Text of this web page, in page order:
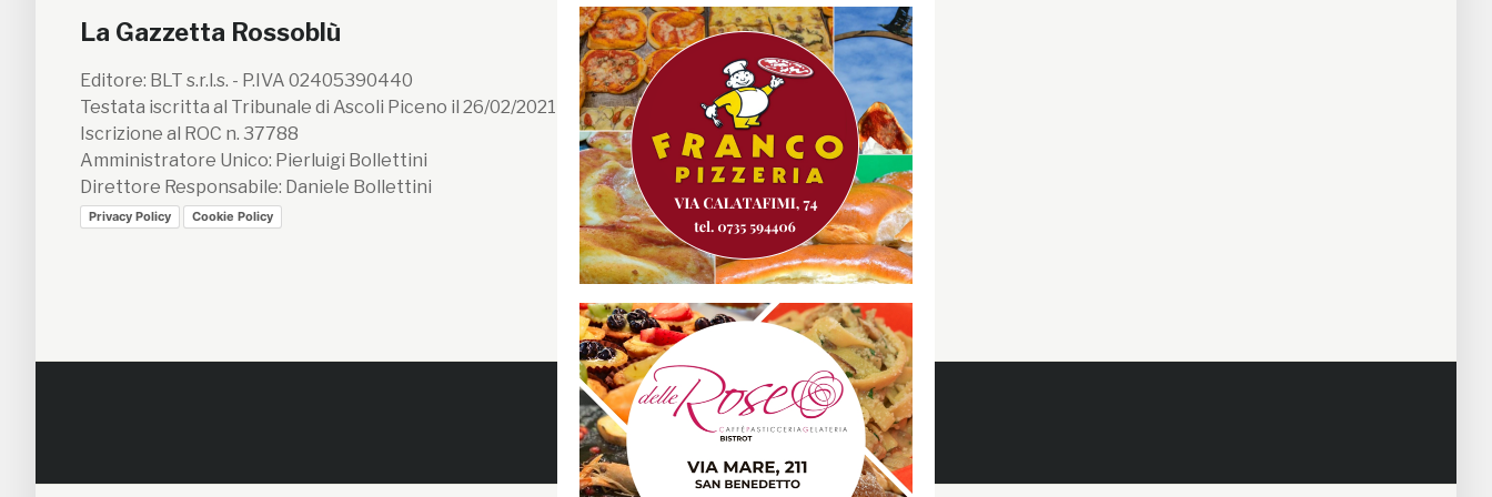
La Gazzetta Rossoblù
Editore: BLT s.r.l.s. - P.IVA 02405390440
Testata iscritta al Tribunale di Ascoli Piceno il 26/02/2021 n. 199/2021
Iscrizione al ROC n. 37788
Amministratore Unico: Pierluigi Bollettini
Direttore Responsabile: Daniele Bollettini
Privacy Policy Cookie Policy
Segui la GRB
Facebook
Instagram
Twitter
Youtube
Gazzetta RossoBlù